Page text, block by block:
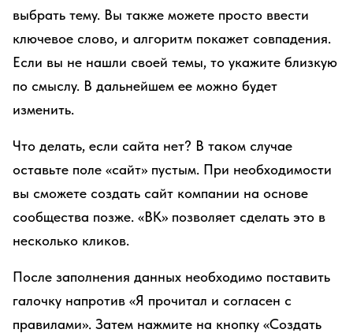
выбрать тему. Вы также можете просто ввести
ключевое слово, и алгоритм покажет совпадения.
Если вы не нашли своей темы, то укажите близкую
по смыслу. В дальнейшем ее можно будет
изменить.
Что делать, если сайта нет? В таком случае
оставьте поле «сайт» пустым. При необходимости
вы сможете создать сайт компании на основе
сообщества позже. «ВК» позволяет сделать это в
несколько кликов.
После заполнения данных необходимо поставить
галочку напротив «Я прочитал и согласен с
правилами». Затем нажмите на кнопку «Создать